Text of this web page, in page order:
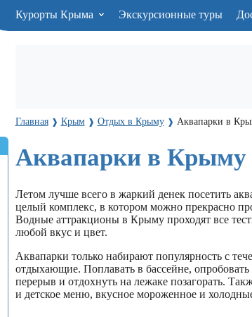
Курорты Крыма Экскурсионные туры
Главная ❱ Крым ❱ Отдых в Крыму ❱ Аквапарки в
Аквапарки в Крыму
Летом лучше всего в жаркий денек посетить
целый комплекс, в котором можно прекрасно
Водные аттракционы в Крыму проходят все
любой вкус и цвет.
Аквапарки только набирают популярность с
отдыхающие. Поплавать в бассейне,
перерыв и отдохнуть на лежаке позагорать.
и детское меню, вкусное мороженное и